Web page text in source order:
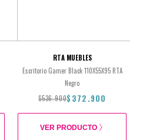
RTA MUEBLES
Escritorio Gamer Black 110X55X95 RTA
Negro
$536.900$372.900
VER PRODUCTO